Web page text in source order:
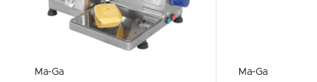
Ma-Ga
Ma-Ga